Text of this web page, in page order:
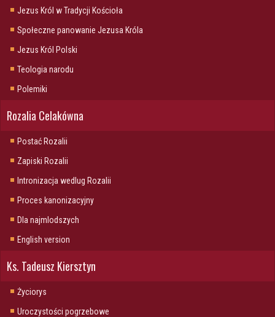
Jezus Król w Tradycji Kościoła
Społeczne panowanie Jezusa Króla
Jezus Król Polski
Teologia narodu
Polemiki
Rozalia Celakówna
Postać Rozalii
Zapiski Rozalii
Intronizacja wedlug Rozalii
Proces kanonizacyjny
Dla najmlodszych
English version
Ks. Tadeusz Kiersztyn
Życiorys
Uroczystości pogrzebowe